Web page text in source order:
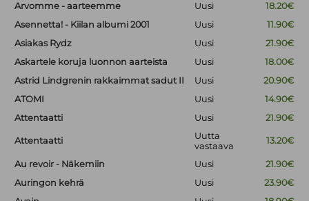
Arvomme - aarteemme Uusi
18.20€
Asennetta! - Kiilan albumi 2001
Uusi
11.90€
Asiakas Rydz
Uusi
21.90€
Askartele koruja luonnon aarteista
Uusi
18.00€
Astrid Lindgrenin rakkaimmat sadut II
Uusi
20.90€
ATOMI
Uusi
14.90€
Attentaatti
Uusi 21.90€
Attentaatti
Uutta
vastaava
13.20€
Au revoir - Näkemiin Uusi
21.90€
Auringon kehrä
Uusi
23.90€